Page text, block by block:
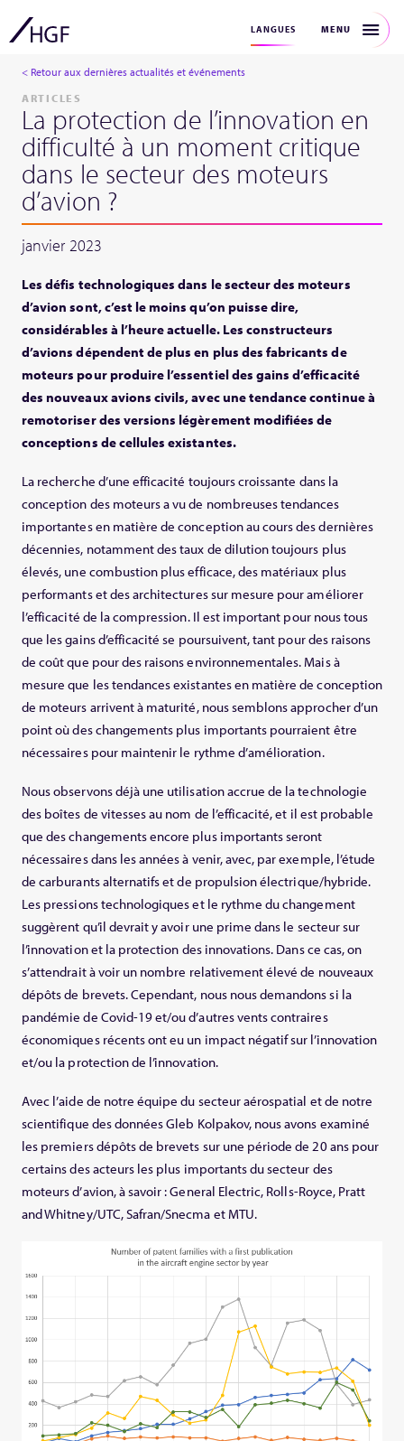
LANGUES MENU
< Retour aux dernières actualités et événements
ARTICLES
La protection de l’innovation en
difficulté à un moment critique
dans le secteur des moteurs
d’avion ?
janvier 2023
Les défis technologiques dans le secteur des moteurs
d’avion sont, c’est le moins qu’on puisse dire,
considérables à l’heure actuelle. Les constructeurs
d’avions dépendent de plus en plus des fabricants de
moteurs pour produire l’essentiel des gains d’efficacité
des nouveaux avions civils, avec une tendance continue à
remotoriser des versions légèrement modifiées de
conceptions de cellules existantes.
La recherche d’une efficacité toujours croissante dans la
conception des moteurs a vu de nombreuses tendances
importantes en matière de conception au cours des dernières
décennies, notamment des taux de dilution toujours plus
élevés, une combustion plus efficace, des matériaux plus
performants et des architectures sur mesure pour améliorer
l’efficacité de la compression. Il est important pour nous tous
que les gains d’efficacité se poursuivent, tant pour des raisons
de coût que pour des raisons environnementales. Mais à
mesure que les tendances existantes en matière de conception
de moteurs arrivent à maturité, nous semblons approcher d’un
point où des changements plus importants pourraient être
nécessaires pour maintenir le rythme d’amélioration.
Nous observons déjà une utilisation accrue de la technologie
des boîtes de vitesses au nom de l’efficacité, et il est probable
que des changements encore plus importants seront
nécessaires dans les années à venir, avec, par exemple, l’étude
de carburants alternatifs et de propulsion électrique/hybride.
Les pressions technologiques et le rythme du changement
suggèrent qu’il devrait y avoir une prime dans le secteur sur
l’innovation et la protection des innovations. Dans ce cas, on
s’attendrait à voir un nombre relativement élevé de nouveaux
dépôts de brevets. Cependant, nous nous demandons si la
pandémie de Covid-19 et/ou d’autres vents contraires
économiques récents ont eu un impact négatif sur l’innovation
et/ou la protection de l’innovation.
Avec l’aide de notre équipe du secteur aérospatial et de notre
scientifique des données Gleb Kolpakov, nous avons examiné
les premiers dépôts de brevets sur une période de 20 ans pour
certains des acteurs les plus importants du secteur des
moteurs d’avion, à savoir : General Electric, Rolls-Royce, Pratt
and Whitney/UTC, Safran/Snecma et MTU.